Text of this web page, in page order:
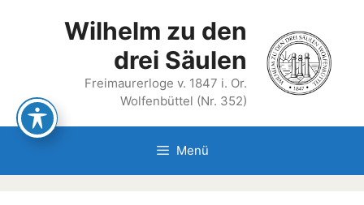
Wilhelm zu den
drei Säulen
Freimaurerloge v. 1847 i. Or.
Wolfenbüttel (Nr. 352)
Menü